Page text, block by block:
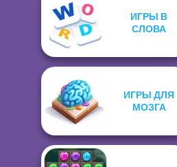
ИГРЫ В
СЛОВА
ИГРЫ ДЛЯ
МОЗГА